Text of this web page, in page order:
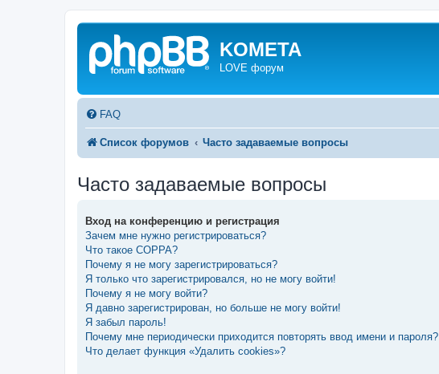
KOMETA
LOVE форум
FAQ
Список форумов Часто задаваемые вопросы
Часто задаваемые вопросы
Вход на конференцию и регистрация
Зачем мне нужно регистрироваться?
Что такое COPPA?
Почему я не могу зарегистрироваться?
Я только что зарегистрировался, но не могу войти!
Почему я не могу войти?
Я давно зарегистрирован, но больше не могу войти!
Я забыл пароль!
Почему мне периодически приходится повторять ввод имени и пароля?
Что делает функция «Удалить cookies»?